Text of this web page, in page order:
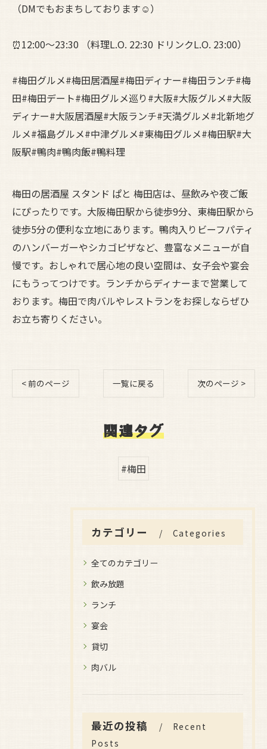
（DMでもおまちしております☺️）
⏰12:00～23:30 （料理L.O. 22:30 ドリンクL.O. 23:00）
#梅田グルメ#梅田居酒屋#梅田ディナー#梅田ランチ#梅
田#梅田デート#梅田グルメ巡り#大阪#大阪グルメ#大阪
ディナー#大阪居酒屋#大阪ランチ#天満グルメ#北新地グ
ルメ#福島グルメ#中津グルメ#東梅田グルメ#梅田駅#大
阪駅#鴨肉#鴨肉飯#鴨料理
梅田の居酒屋 スタンド ぱと 梅田店は、昼飲みや夜ご飯
にぴったりです。大阪梅田駅から徒歩9分、東梅田駅から
徒歩5分の便利な立地にあります。鴨肉入りビーフパティ
のハンバーガーやシカゴピザなど、豊富なメニューが自
慢です。おしゃれで居心地の良い空間は、女子会や宴会
にもうってつけです。ランチからディナーまで営業して
おります。梅田で肉バルやレストランをお探しならぜひ
お立ち寄りください。
< 前のページ 一覧に戻る 次のページ >
関連タグ
#梅田
カテゴリー Categories
全てのカテゴリー
飲み放題
ランチ
宴会
貸切
肉バル
最近の投稿
Recent
Posts